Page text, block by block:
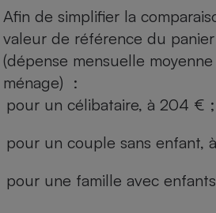
Afin de simplifier la
valeur de référence du
(dépense mensuelle
ménage) :
pour un célibataire, à 204 € ;
pour un couple sans enfant,
pour une famille avec